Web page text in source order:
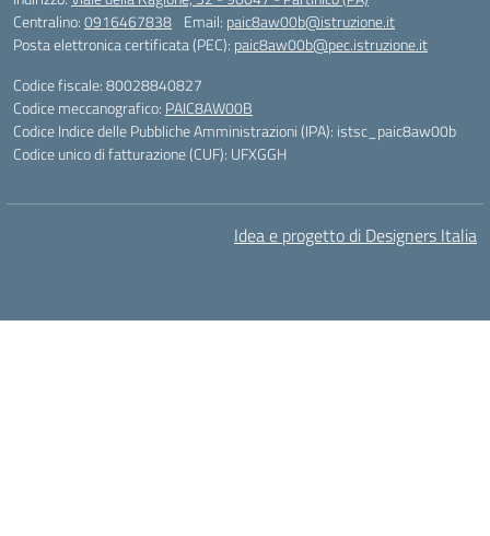
Centralino:0916467838 Email: paic8aw00b@istruzione.it
Posta elettronica certificata (PEC): paic8aw00b@pec.istruzione.it
Codice fiscale: 80028840827
Codice meccanografico: PAIC8AW00B
Codice Indice delle Pubbliche Amministrazioni (IPA): istsc_paic8aw00b
Codice unico di fatturazione (CUF): UFXGGH
Idea e progetto di Designers Italia